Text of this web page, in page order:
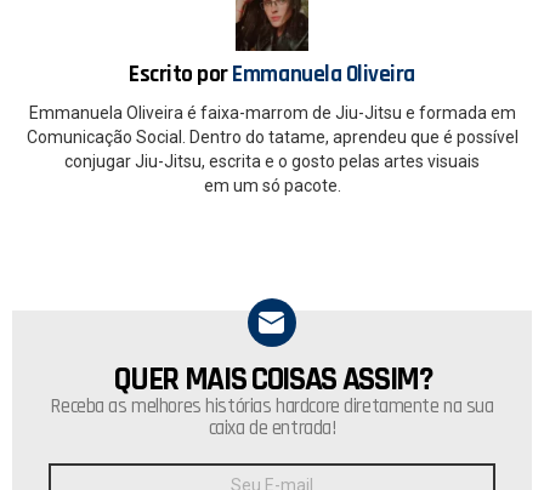
Escrito porEmmanuela Oliveira
Emmanuela Oliveira é faixa-marrom de Jiu-Jitsu e formada em
Comunicação Social. Dentro do tatame, aprendeu que é possível
conjugar Jiu-Jitsu, escrita e o gosto pelas artes visuais
em um só pacote.
NEWSLETTER
QUER MAIS COISAS ASSIM?
Receba as melhores histórias hardcore diretamente na sua
caixa de entrada!